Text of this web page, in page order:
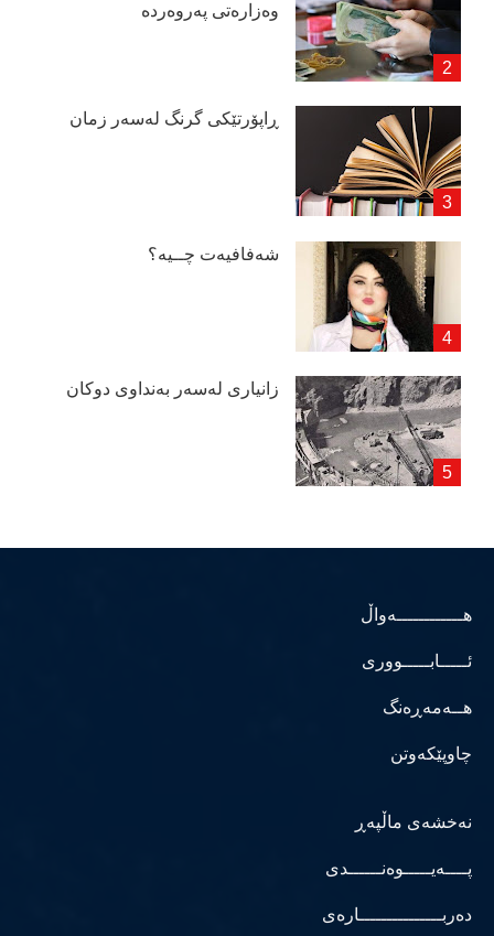
وەزارەتی پەروەردە
ڕاپۆرتێكی گرنگ لەسەر زمان
شەفافیەت چــیە؟
زانیاری لەسەر بەنداوی دوكان
هــــــــــــەواڵ
ئـــــابـــــووری
هــەمەڕەنگ
چاوپێکەوتن
نەخشەی ماڵپەڕ
پــــەیـــــوەنــــــدی
دەربـــــــــــــــارەی